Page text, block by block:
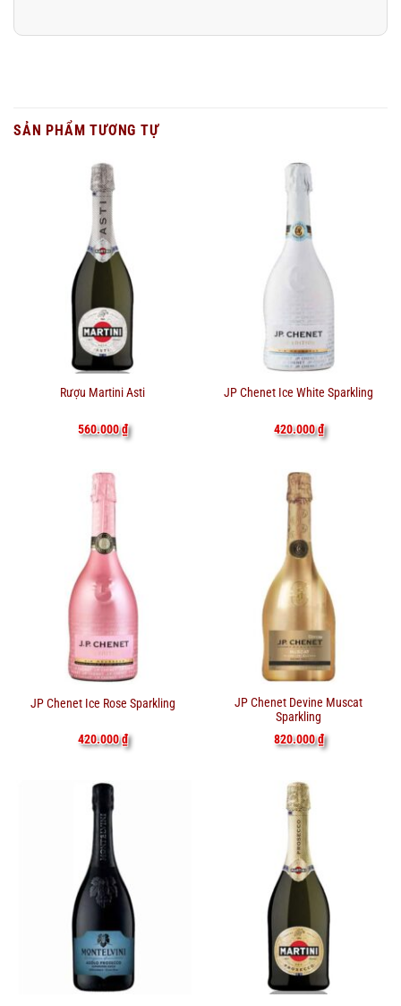
SẢN PHẨM TƯƠNG TỰ
Rượu Martini Asti
560.000₫
JP Chenet Ice White Sparkling
420.000₫
JP Chenet Ice Rose Sparkling
420.000₫
JP Chenet Devine Muscat
Sparkling
820.000₫